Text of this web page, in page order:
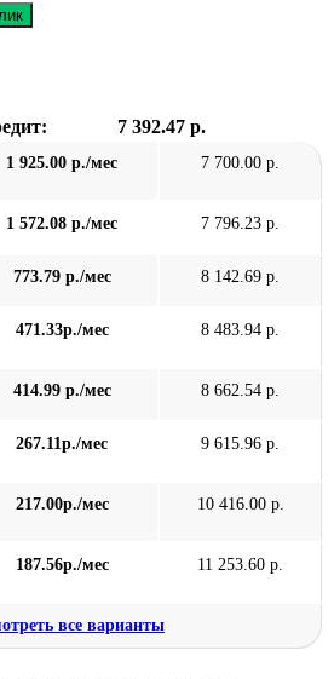
7 392.47 р.
1 925.00 р./мес 7 700.00 р.
1 572.08 р./мес 7 796.23 р.
773.79 р./мес 8 142.69 р.
471.33р./мес 8 483.94 р.
414.99 р./мес 8 662.54 р.
267.11р./мес 9 615.96 р.
217.00р./мес 10 416.00 р.
187.56р./мес 11 253.60 р.
все варианты